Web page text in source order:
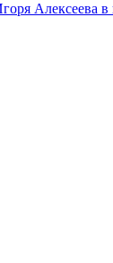
Алексеева в